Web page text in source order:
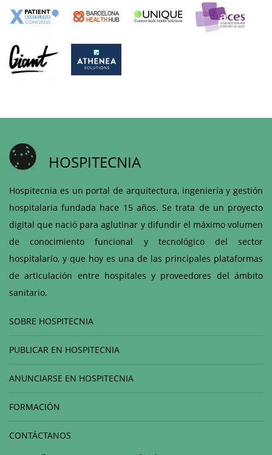
HOSPITECNIA
Hospitecnia es un portal de arquitectura, ingeniería y gestión
hospitalaria fundada hace 15 años. Se trata de un proyecto
digital que nació para aglutinar y difundir el máximo volumen
de conocimiento funcional y tecnológico del sector
hospitalario, y que hoy es una de las principales plataformas
de articulación entre hospitales y proveedores del ámbito
sanitario.
SOBRE HOSPITECNIA
PUBLICAR EN HOSPITECNIA
ANUNCIARSE EN HOSPITECNIA
FORMACIÓN
CONTÁCTANOS